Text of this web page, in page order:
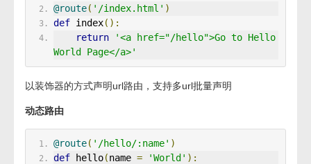
@route( '/index.html' )
def index():
return
'<a href="/hello">Go to Hello
World Page</a>'
以装饰器的方式声明url路由，支持多url批量声明
动态路由
@route( '/hello/:name' )
def hello(name = 'World' ):